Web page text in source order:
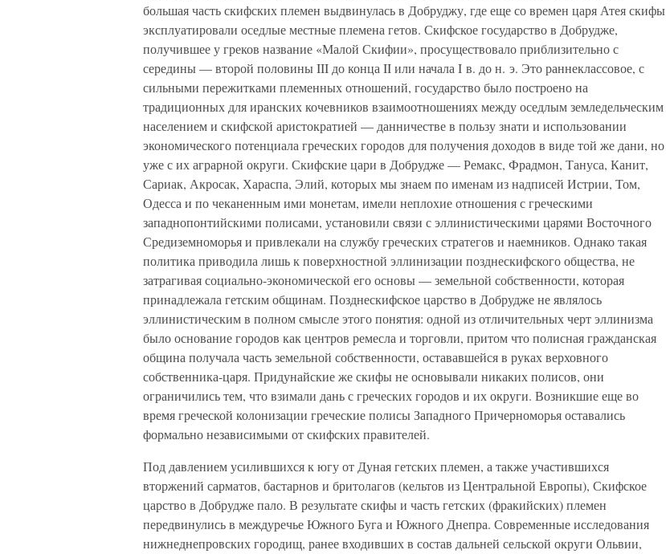
большая часть скифских племен выдвинулась в Добруджу, где еще со времен царя Атея скифы
эксплуатировали оседлые местные племена гетов. Скифское государство в Добрудже,
получившее у греков название «Малой Скифии», просуществовало приблизительно с
середины — второй половины III до конца II или начала I в. до н. э. Это раннеклассовое, с
сильными пережитками племенных отношений, государство было построено на
традиционных для иранских кочевников взаимоотношениях между оседлым земледельческим
населением и скифской аристократией — данничестве в пользу знати и использовании
экономического потенциала греческих городов для получения доходов в виде той же дани, но
уже с их аграрной округи. Скифские цари в Добрудже — Ремакс, Фрадмон, Тануса, Канит,
Сариак, Акросак, Хараспа, Элий, которых мы знаем по именам из надписей Истрии, Том,
Одесса и по чеканенным ими монетам, имели неплохие отношения с греческими
западнопонтийскими полисами, установили связи с эллинистическими царями Восточного
Средиземноморья и привлекали на службу греческих стратегов и наемников. Однако такая
политика приводила лишь к поверхностной эллинизации позднескифского общества, не
затрагивая социально-экономической его основы — земельной собственности, которая
принадлежала гетским общинам. Позднескифское царство в Добрудже не являлось
эллинистическим в полном смысле этого понятия: одной из отличительных черт эллинизма
было основание городов как центров ремесла и торговли, притом что полисная гражданская
община получала часть земельной собственности, остававшейся в руках верховного
собственника-царя. Придунайские же скифы не основывали никаких полисов, они
ограничились тем, что взимали дань с греческих городов и их округи. Возникшие еще во
время греческой колонизации греческие полисы Западного Причерноморья оставались
формально независимыми от скифских правителей.
Под давлением усилившихся к югу от Дуная гетских племен, а также участившихся
вторжений сарматов, бастарнов и бритолагов (кельтов из Центральной Европы), Скифское
царство в Добрудже пало. В результате скифы и часть гетских (фракийских) племен
передвинулись в междуречье Южного Буга и Южного Днепра. Современные исследования
нижнеднепровских городищ, ранее входивших в состав дальней сельской округи Ольвии,